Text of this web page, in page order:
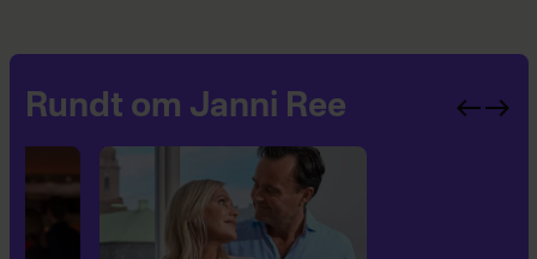
Rundt om Janni Ree